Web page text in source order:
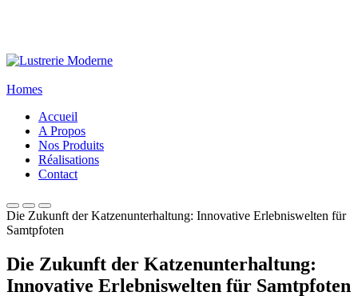
Homes
Accueil
A Propos
Nos Produits
Réalisations
Contact
Die Zukunft der Katzenunterhaltung: Innovative Erlebniswelten für
Samtpfoten
Die Zukunft der Katzenunterhaltung:
Innovative Erlebniswelten für Samtpfoten